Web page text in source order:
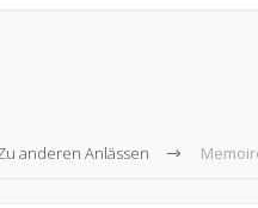
anderen Anlässen